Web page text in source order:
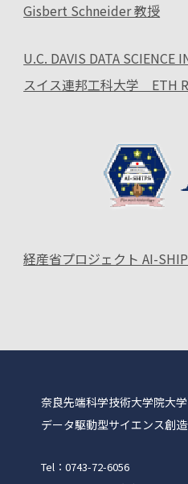
Gisbert Schneider 教授
U.C. DAVIS DATA SCIENCE
スイス連邦工科大学 ETH
経産省プロジェクト AI-
奈良先端科学技術大学院大
データ駆動型サイエンス創
Tel：0743-72-6056